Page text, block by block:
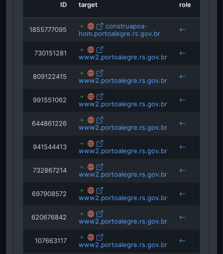
habitat3.org
ID target role
1855777095
construapoa-
hom.portoalegre.rs.gov.br
730151281 www2.portoalegre.rs.gov.br
809122415 www2.portoalegre.rs.gov.br
991551062 www2.portoalegre.rs.gov.br
644861226 www2.portoalegre.rs.gov.br
941544413 www2.portoalegre.rs.gov.br
732867214 www2.portoalegre.rs.gov.br
697908572 www2.portoalegre.rs.gov.br
620676842 www2.portoalegre.rs.gov.br
107663117 www2.portoalegre.rs.gov.br